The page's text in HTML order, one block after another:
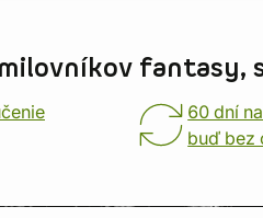
fantasy,
60 dní
buď bez